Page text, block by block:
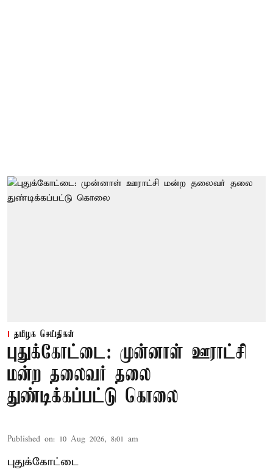
தமிழக செய்திகள்
புதுக்கோட்டை: முன்னாள் ஊராட்சி
மன்ற தலைவர் தலை
துண்டிக்கப்பட்டு கொலை
Published on: 10 Aug 2026, 8:01 am
புதுக்கோட்டை